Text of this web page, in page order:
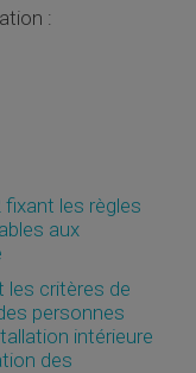
:
fixant les règles
aux
les critères de
personnes
intérieure
des